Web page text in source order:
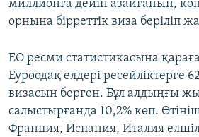
миллионға дейін азайғанын,
орнына бірреттік виза беріліп
ЕО ресми статистикасына
Еуроодақ елдері
визасын берген. Бұл алдыңғы
салыстырғанда 10,2% көп.
Франция, Испания, Италия